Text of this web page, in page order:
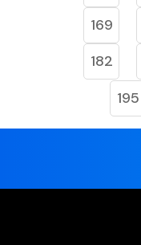
169
182
195